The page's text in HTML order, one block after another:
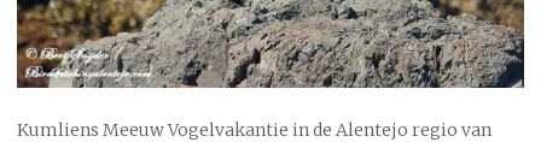
Kumliens Meeuw Vogelvakantie in de Alentejo regio van